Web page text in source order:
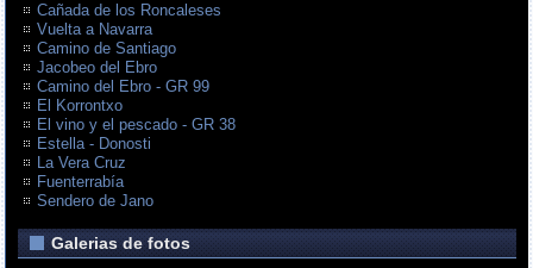
Cañada de los Roncaleses
Vuelta a Navarra
Camino de Santiago
Jacobeo del Ebro
Camino del Ebro - GR 99
El Korrontxo
El vino y el pescado - GR 38
Estella - Donosti
La Vera Cruz
Fuenterrabía
Sendero de Jano
Galerias de fotos